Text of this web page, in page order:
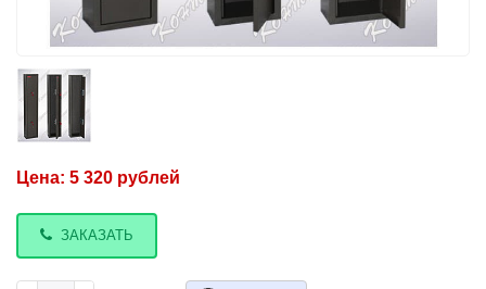
Цена: 5 320 рублей
ЗАКАЗАТЬ